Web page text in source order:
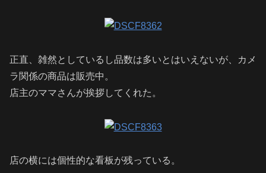
正直、雑然としているし品数は多いとはいえないが、カメ
ラ関係の商品は販売中。
店主のママさんが挨拶してくれた。
店の横には個性的な看板が残っている。